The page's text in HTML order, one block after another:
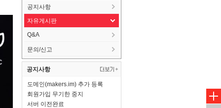
공지사항
자유게시판
Q&A
문의/신고
공지사항
도메인(makers.im) 추가 등록
회원가입 무기한 중지
서버 이전완료